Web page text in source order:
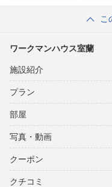
こ
ワークマンハウス室蘭
施設紹介
プラン
部屋
写真・動画
クーポン
クチコミ